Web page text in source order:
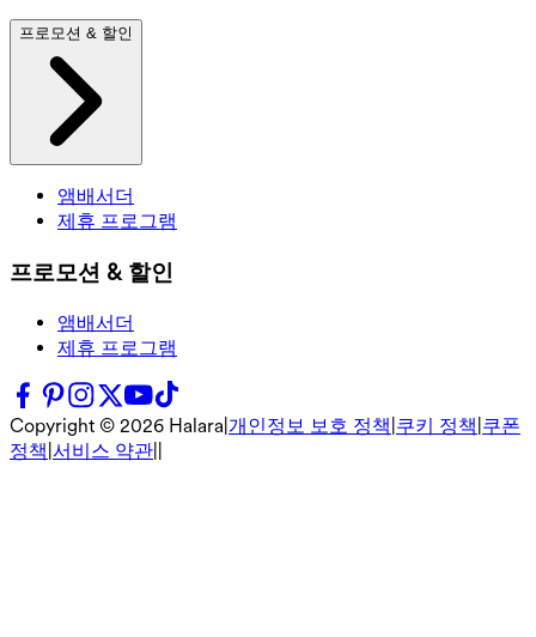
프로모션 & 할인
앰배서더
제휴 프로그램
프로모션 & 할인
앰배서더
제휴 프로그램
Copyright © 2026 Halara 개인정보 보호 정책 쿠키 정책 쿠폰
정책 서비스 약관